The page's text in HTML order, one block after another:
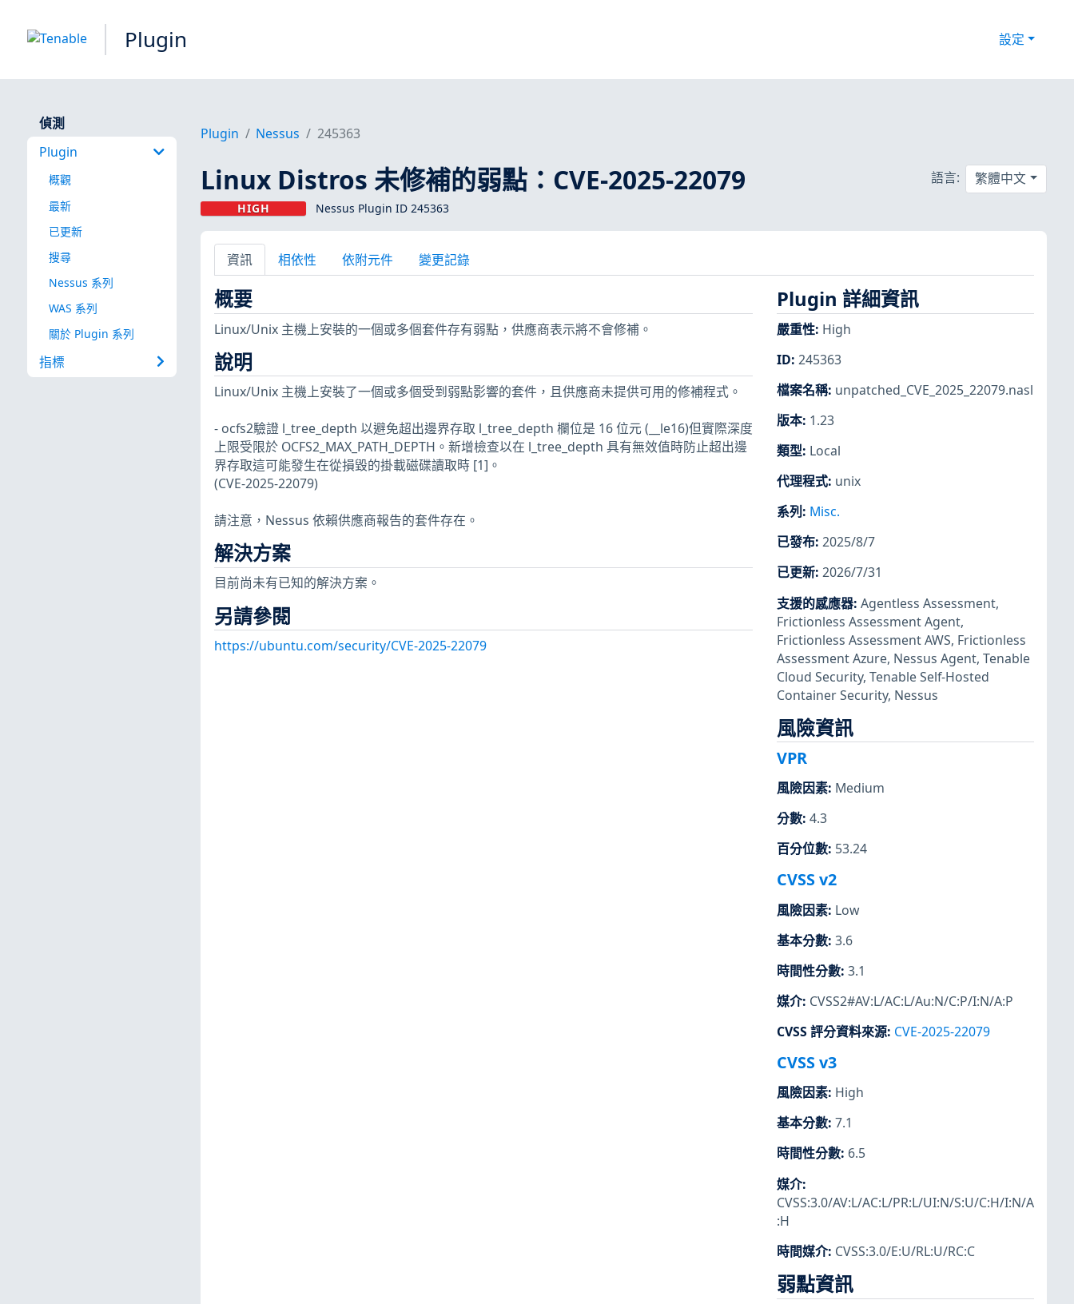
Plugin 設定
偵測
Plugin
概觀
最新
已更新
搜尋
Nessus 系列
WAS 系列
關於 Plugin 系列
指標
Plugin Nessus 245363
Linux Distros 未修補的弱點：CVE-2025-22079
HIGH Nessus Plugin ID 245363
語言: 繁體中文
資訊 相依性 依附元件 變更記錄
概要
Linux/Unix 主機上安裝的一個或多個套件存有弱點，供應商表示將不會修補。
說明
Linux/Unix 主機上安裝了一個或多個受到弱點影響的套件，且供應商未提供可用的修補程式。
- ocfs2驗證 l_tree_depth 以避免超出邊界存取 l_tree_depth 欄位是 16 位元 (__le16)但實際深度
上限受限於 OCFS2_MAX_PATH_DEPTH。新增檢查以在 l_tree_depth 具有無效值時防止超出邊
界存取這可能發生在從損毀的掛載磁碟讀取時 [1]。
(CVE-2025-22079)
請注意，Nessus 依賴供應商報告的套件存在。
解決方案
目前尚未有已知的解決方案。
另請參閱
https://ubuntu.com/security/CVE-2025-22079
Plugin 詳細資訊
嚴重性: High
ID: 245363
檔案名稱: unpatched_CVE_2025_22079.nasl
版本: 1.23
類型: Local
代理程式: unix
系列 : Misc.
已發布: 2025/8/7
已更新: 2026/7/31
支援的感應器: Agentless Assessment,
Frictionless Assessment Agent,
Frictionless Assessment AWS, Frictionless
Assessment Azure, Nessus Agent, Tenable
Cloud Security, Tenable Self-Hosted
Container Security, Nessus
風險資訊
VPR
風險因素: Medium
分數: 4.3
百分位數: 53.24
CVSS v2
風險因素: Low
基本分數: 3.6
時間性分數: 3.1
媒介: CVSS2#AV:L/AC:L/Au:N/C:P/I:N/A:P
CVSS 評分資料來源: CVE-2025-22079
CVSS v3
風險因素: High
基本分數: 7.1
時間性分數: 6.5
媒介:
CVSS:3.0/AV:L/AC:L/PR:L/UI:N/S:U/C:H/I:N/A
:H
時間媒介: CVSS:3.0/E:U/RL:U/RC:C
弱點資訊